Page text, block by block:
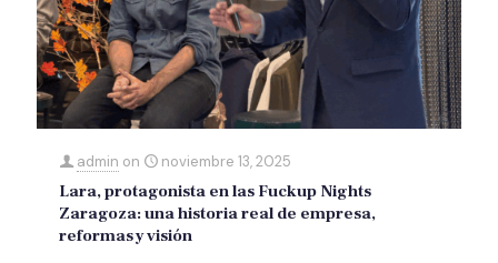
admin on noviembre 13, 2025
Lara, protagonista en las Fuckup Nights
Zaragoza: una historia real de empresa,
reformas y visión